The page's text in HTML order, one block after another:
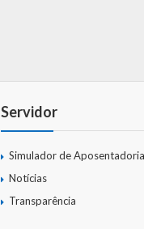
Servidor
Simulador de Aposentadoria
Notícias
Transparência